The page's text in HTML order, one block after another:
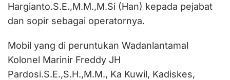
Hargianto.S.E.,M.M.,M.Si (Han) kepada pejabat
dan sopir sebagai operatornya.
Mobil yang di peruntukan Wadanlantamal
Kolonel Marinir Freddy JH
Pardosi.S.E.,S.H.,M.M., Ka Kuwil, Kadiskes,